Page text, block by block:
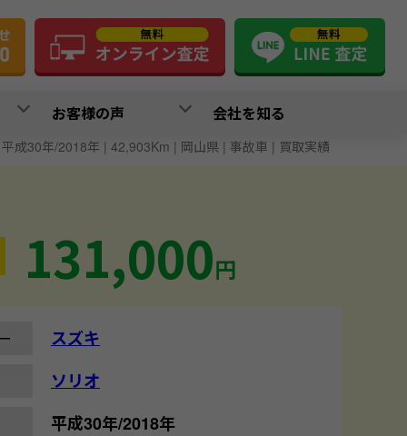
お客様の声 会社を知る
成30年/2018年 | 42,903Km | 岡山県 | 事故車 | 買取実績
131,000円
スズキ
ソリオ
平成30年/2018年